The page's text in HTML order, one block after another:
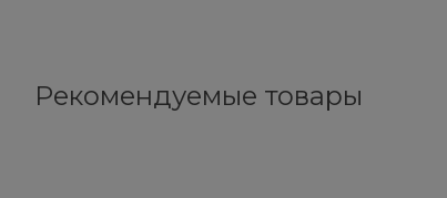
Рекомендуемые товары